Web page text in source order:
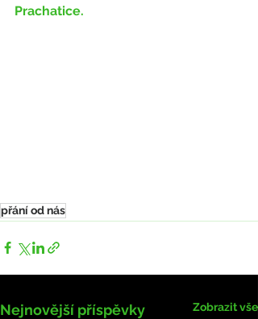
Prachatice.
přání od nás
Nejnovější příspěvky Zobrazit vše